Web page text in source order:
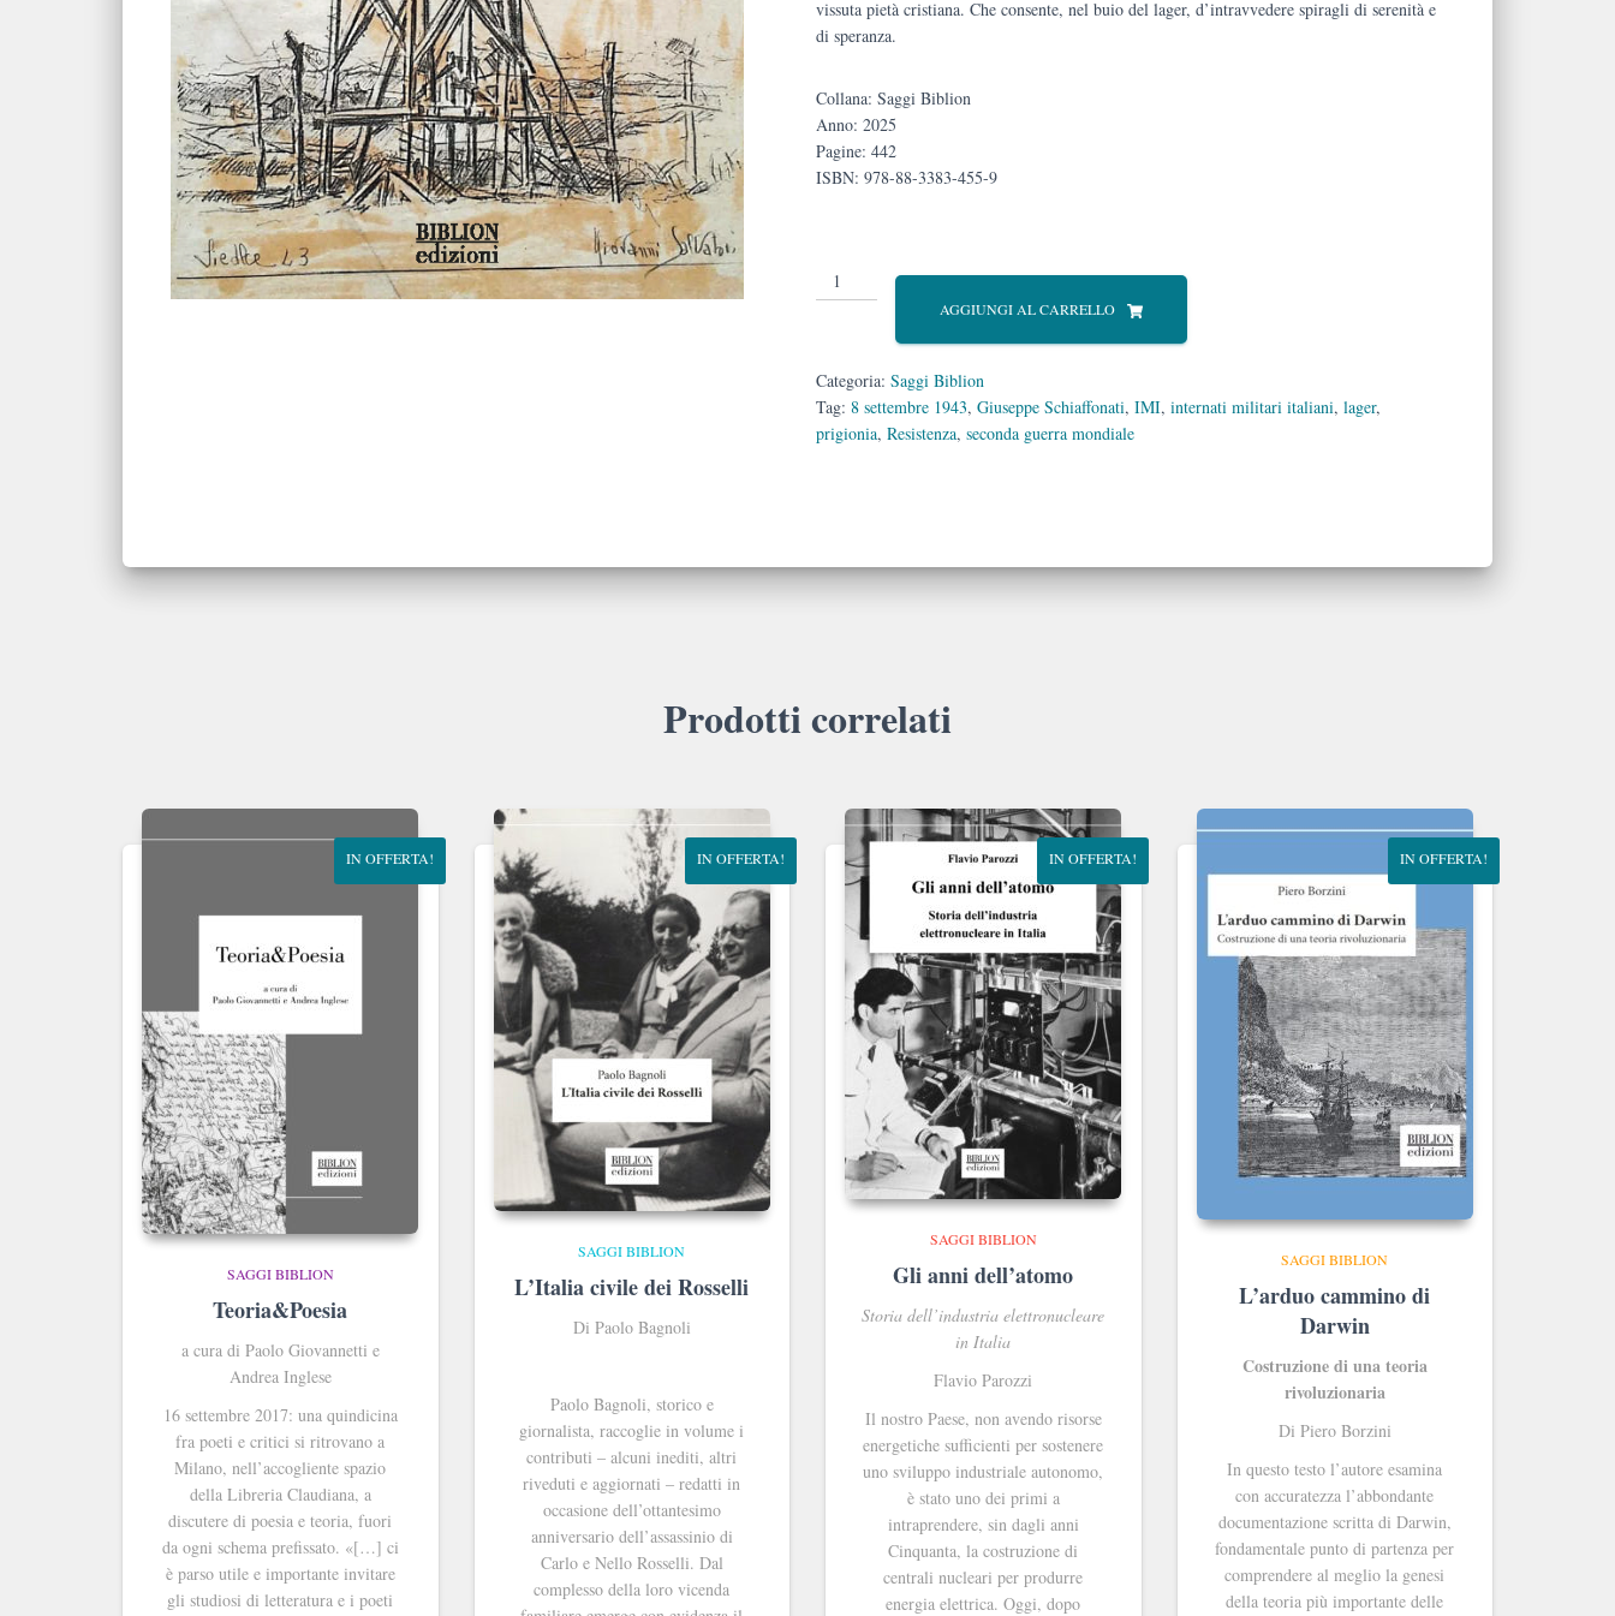
vissuta pietà cristiana. Che consente, nel buio del lager, d’intravvedere spiragli di serenità e
di speranza.
Collana: Saggi Biblion
Anno: 2025
Pagine: 442
ISBN: 978-88-3383-455-9
Diario
della
quantità
AGGIUNGI AL CARRELLO
Categoria: Saggi Biblion
Tag: 8 settembre 1943, Giuseppe Schiaffonati, IMI, internati militari italiani, lager,
prigionia, Resistenza, seconda guerra mondiale
Prodotti correlati
IN OFFERTA!
SAGGI BIBLION
Teoria&Poesia
a cura di Paolo Giovannetti e
Andrea Inglese
16 settembre 2017: una quindicina
fra poeti e critici si ritrovano a
Milano, nell’accogliente spazio
della Libreria Claudiana, a
discutere di poesia e teoria, fuori
da ogni schema prefissato. «[…] ci
è parso utile e importante invitare
gli studiosi di letteratura e i poeti
IN OFFERTA!
SAGGI BIBLION
L’Italia civile dei Rosselli
Di Paolo Bagnoli
Paolo Bagnoli, storico e
giornalista, raccoglie in volume i
contributi ‒ alcuni inediti, altri
riveduti e aggiornati ‒ redatti in
occasione dell’ottantesimo
anniversario dell’assassinio di
Carlo e Nello Rosselli. Dal
complesso della loro vicenda
IN OFFERTA!
SAGGI BIBLION
Gli anni dell’atomo
Storia dell’industria elettronucleare
in Italia
Flavio Parozzi
Il nostro Paese, non avendo risorse
energetiche sufficienti per sostenere
uno sviluppo industriale autonomo,
è stato uno dei primi a
intraprendere, sin dagli anni
Cinquanta, la costruzione di
centrali nucleari per produrre
energia elettrica. Oggi, dopo
IN OFFERTA!
SAGGI BIBLION
L’arduo cammino di
Darwin
Costruzione di una teoria
rivoluzionaria
Di Piero Borzini
In questo testo l’autore esamina
con accuratezza l’abbondante
documentazione scritta di Darwin,
fondamentale punto di partenza per
comprendere al meglio la genesi
della teoria più importante delle